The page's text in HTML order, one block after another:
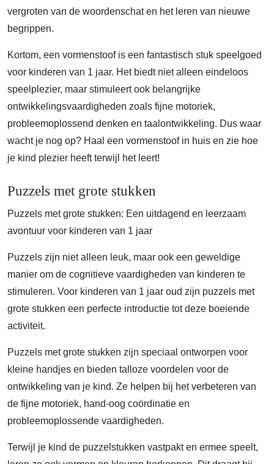
vergroten van de woordenschat en het leren van nieuwe
begrippen.
Kortom, een vormenstoof is een fantastisch stuk speelgoed
voor kinderen van 1 jaar. Het biedt niet alleen eindeloos
speelplezier, maar stimuleert ook belangrijke
ontwikkelingsvaardigheden zoals fijne motoriek,
probleemoplossend denken en taalontwikkeling. Dus waar
wacht je nog op? Haal een vormenstoof in huis en zie hoe
je kind plezier heeft terwijl het leert!
Puzzels met grote stukken
Puzzels met grote stukken: Een uitdagend en leerzaam
avontuur voor kinderen van 1 jaar
Puzzels zijn niet alleen leuk, maar ook een geweldige
manier om de cognitieve vaardigheden van kinderen te
stimuleren. Voor kinderen van 1 jaar oud zijn puzzels met
grote stukken een perfecte introductie tot deze boeiende
activiteit.
Puzzels met grote stukken zijn speciaal ontworpen voor
kleine handjes en bieden talloze voordelen voor de
ontwikkeling van je kind. Ze helpen bij het verbeteren van
de fijne motoriek, hand-oog coördinatie en
probleemoplossende vaardigheden.
Terwijl je kind de puzzelstukken vastpakt en ermee speelt,